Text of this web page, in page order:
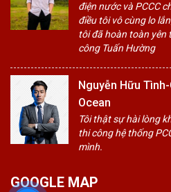
điện nước và PCCC
điều tôi vô cùng lo
tôi đã hoàn toàn yên
công Tuấn Hường
Nguyễn Hữu
Ocean
Tôi thật sự hài lòng
thi công hệ thống
mình.
GOOGLE MAP